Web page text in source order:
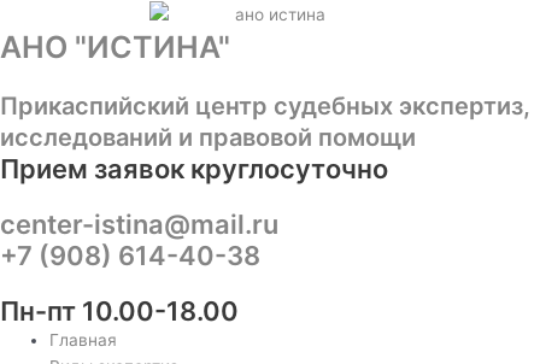
к
содержимому
АНО "ИСТИНА"
Прикаспийский центр судебных экспертиз,
исследований и правовой помощи
Прием заявок круглосуточно
center-istina@mail.ru
+7 (908) 614-40-38
Пн-пт 10.00-18.00
Главная